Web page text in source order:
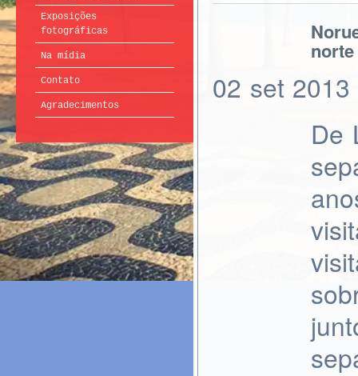
Exposições
fotográficas
Na mídia
Contato
Agradecimentos
02 set 2013
De